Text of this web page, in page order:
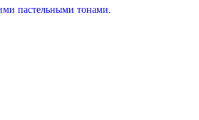
пастельными тонами.